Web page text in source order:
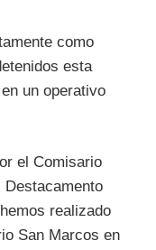
como
esta
un operativo
el Comisario
Destacamento
realizado
San Marcos en